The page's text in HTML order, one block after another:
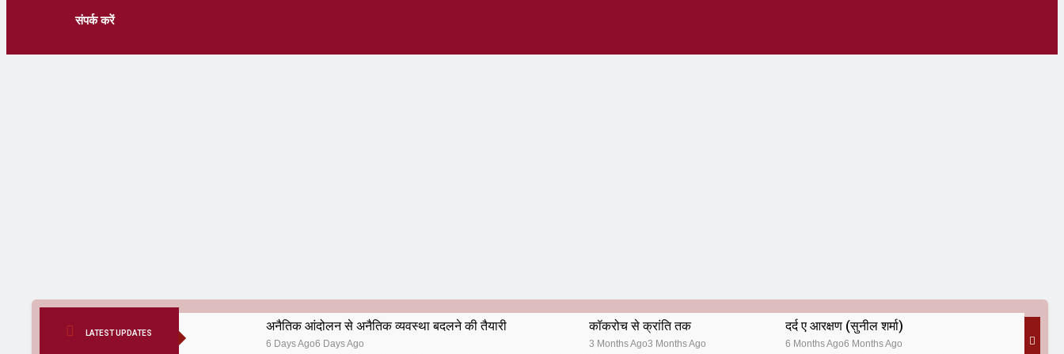
संपर्क करें
LATEST UPDATES अनैतिक आंदोलन से अनैतिक व्यवस्था बदलने की तैयारी
6 Days Ago6 Days Ago
कॉकरोच से क्रांति तक
3 Months Ago3 Months Ago
दर्द ए आरक्षण (सुनील शर्मा)
6 Months Ago6 Months Ago